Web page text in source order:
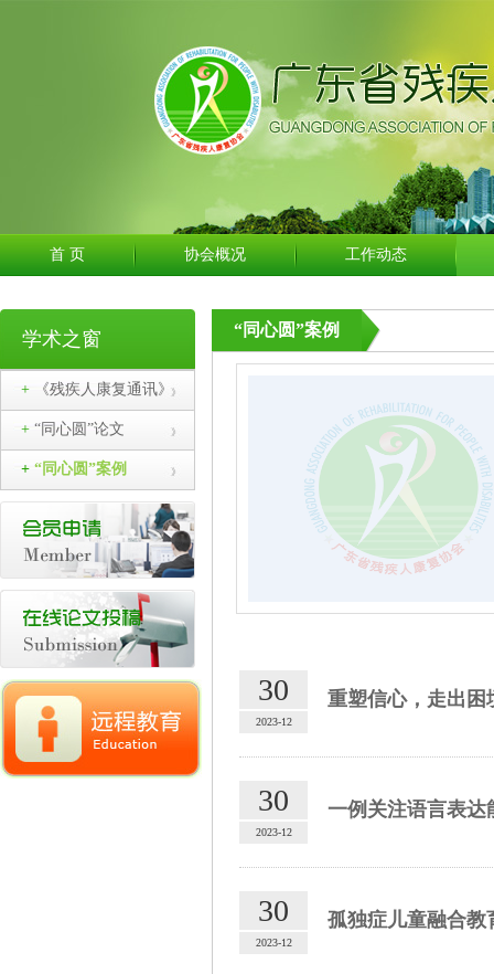
首 页 协会概况 工作动态
学术之窗
+ 《残疾人康复通讯》
+ “同心圆”论文
+ “同心圆”案例
“同心圆”案例
例
30
2023-12
重塑信心，走出
30
2023-12
一例关注语言表达
30
2023-12
孤独症儿童融合教